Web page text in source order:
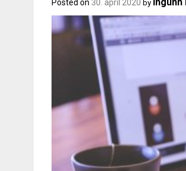
Posted on 30. april 2020 by